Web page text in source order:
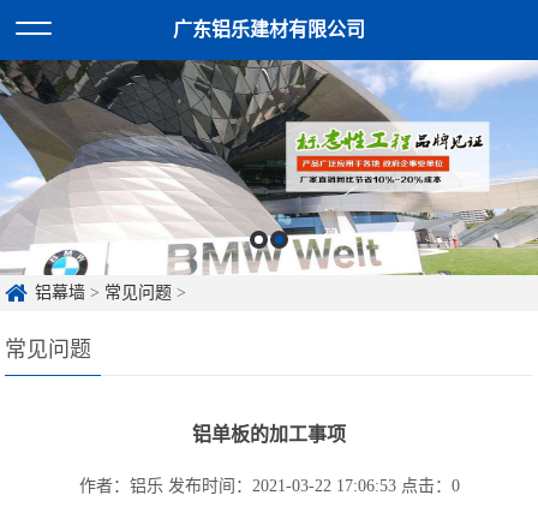
广东铝乐建材有限公司
铝幕墙 > 常见问题 >
常见问题
铝单板的加工事项
作者：铝乐 发布时间：2021-03-22 17:06:53 点击： 0